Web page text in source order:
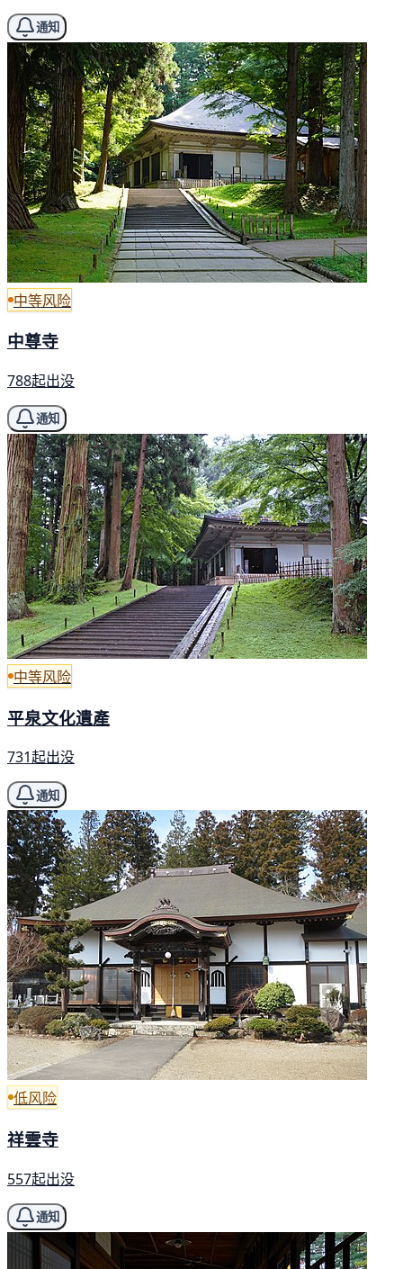
通知
中等风险
中尊寺
788起出没
通知
中等风险
平泉文化遺產
731起出没
通知
低风险
祥雲寺
557起出没
通知